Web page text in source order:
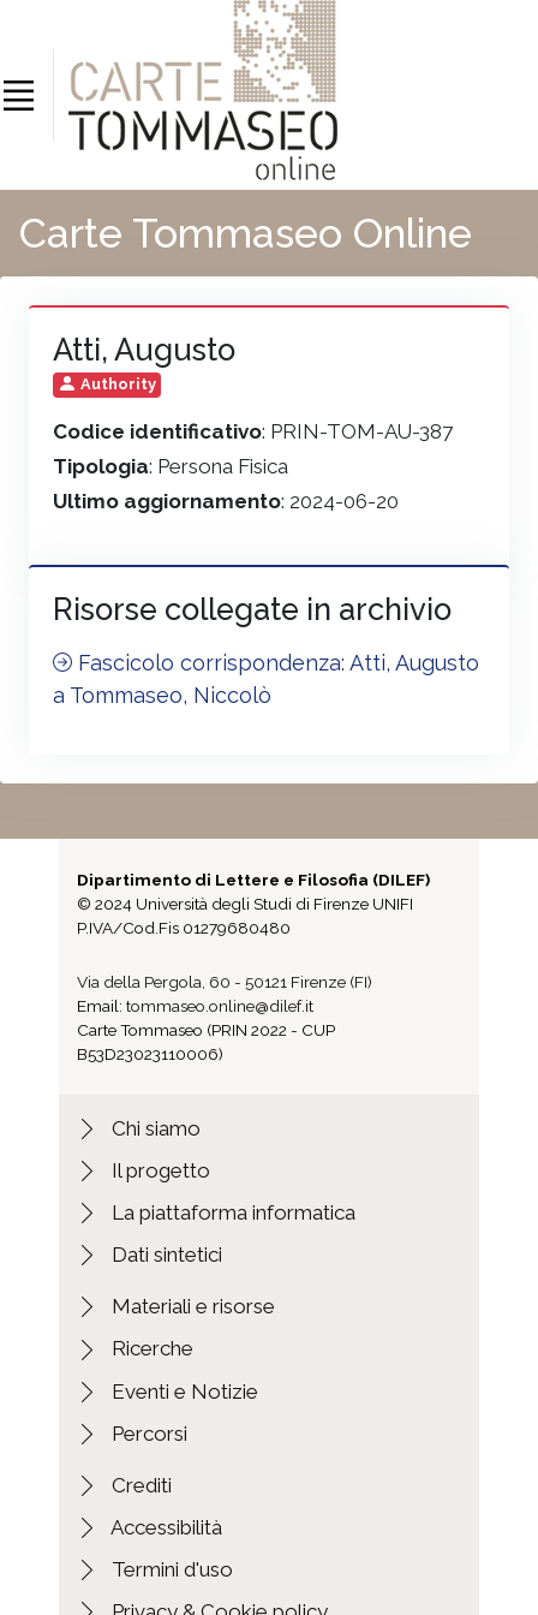
Carte Tommaseo Online
Atti, Augusto
Authority
Codice identificativo: PRIN-TOM-AU-387
Tipologia: Persona Fisica
Ultimo aggiornamento: 2024-06-20
Risorse collegate in archivio
Fascicolo corrispondenza: Atti, Augusto
a Tommaseo, Niccolò
Dipartimento di Lettere e Filosofia (DILEF)
© 2024 Università degli Studi di Firenze UNIFI
P.IVA/Cod.Fis 01279680480
Via della Pergola, 60 - 50121 Firenze (FI)
Email: tommaseo.online@dilef.it
Carte Tommaseo (PRIN 2022 - CUP
B53D23023110006)
Chi siamo
Il progetto
La piattaforma informatica
Dati sintetici
Materiali e risorse
Ricerche
Eventi e Notizie
Percorsi
Crediti
Accessibilità
Termini d'uso